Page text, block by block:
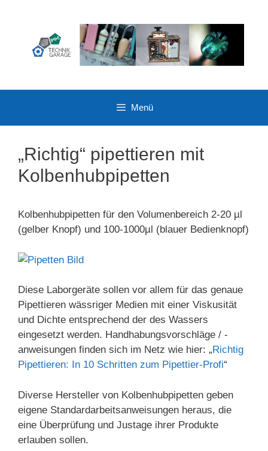
Menü
„Richtig“ pipettieren mit
Kolbenhubpipetten
Kolbenhubpipetten für den Volumenbereich 2-20 µl
(gelber Knopf) und 100-1000µl (blauer Bedienknopf)
Diese Laborgeräte sollen vor allem für das genaue
Pipettieren wässriger Medien mit einer Viskusität
und Dichte entsprechend der des Wassers
eingesetzt werden. Handhabungsvorschläge / -
anweisungen finden sich im Netz wie hier: „Richtig
Pipettieren: In 10 Schritten zum Pipettier-Profi“
Diverse Hersteller von Kolbenhubpipetten geben
eigene Standardarbeitsanweisungen heraus, die
eine Überprüfung und Justage ihrer Produkte
erlauben sollen.